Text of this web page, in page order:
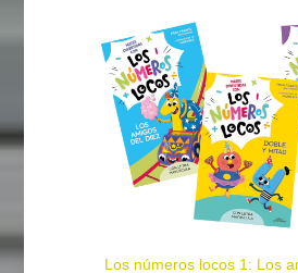
Los números locos 1: Los